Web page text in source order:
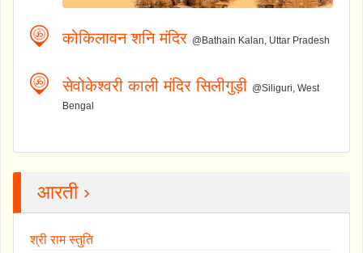
कोकिलावन शनि मंदिर @Bathain Kalan, Uttar Pradesh
सेवोकेश्वरी काली मंदिर सिलीगुड़ी @Siliguri, West
Bengal
आरती ›
श्री राम स्तुति